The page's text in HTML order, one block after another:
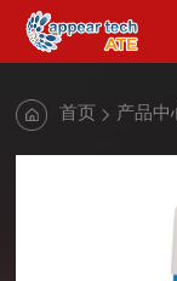
首页 产品中